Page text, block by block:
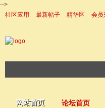
-->
社区应用
最新帖子 精华区 会员
网站首页 论坛首页